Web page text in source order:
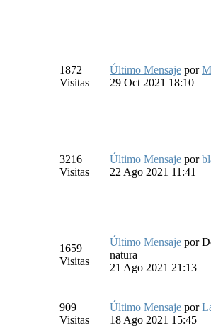
1872
Visitas
Último Mensaje por
29 Oct 2021 18:10
3216
Visitas
Último Mensaje por
22 Ago 2021 11:41
1659
Visitas
Último Mensaje por
natura
21 Ago 2021 21:13
909
Visitas
Último Mensaje por
18 Ago 2021 15:45